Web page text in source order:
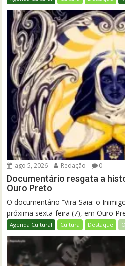
ago 5, 2026 Redação 0
Documentário resgata a
Ouro Preto
O documentário “Vira-Saia: o
próxima sexta-feira (7), em Ouro
Agenda Cultural Cultura Destaque